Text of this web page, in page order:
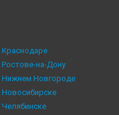
Краснодаре
Ростове-на-Дону
Нижнем Новгороде
Новосибирске
Челябинске